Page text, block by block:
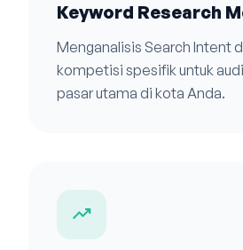
Keyword Research
Menganalisis Search Intent
kompetisi spesifik untuk
pasar utama di kota Anda.
trending_up